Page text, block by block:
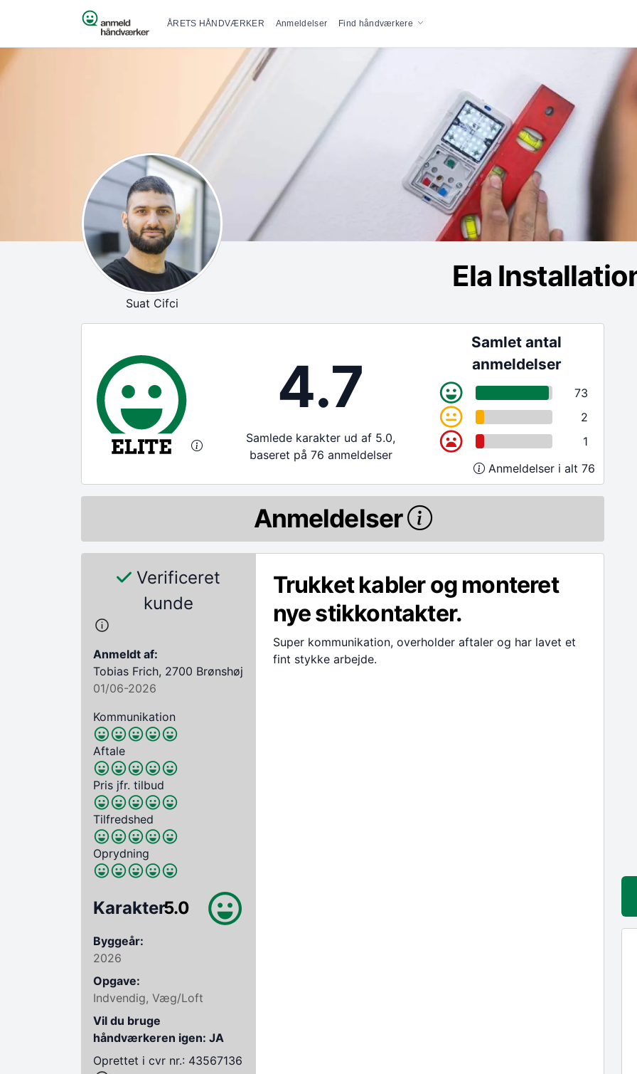
Spring til indhold Primær navigation
ÅRETS HÅNDVÆRKER Anmeldelser Find håndværkere
Suat Cifci
Ela
4.7
Samlede karakter ud af 5.0,
baseret på 76 anmeldelser
Samlet antal
anmeldelser
73
2
1
Anmeldelser i alt 76
Anmeldelser
Verificeret
kunde
Anmeldt af:
Tobias Frich, 2700 Brønshøj
01/06-2026
Kommunikation
Aftale
Pris jfr. tilbud
Tilfredshed
Oprydning
Karakter5.0
Byggeår:
2026
Opgave:
Indvendig, Væg/Loft
Vil du bruge
håndværkeren igen: JA
Oprettet i cvr nr.: 43567136
Trukket kabler og monteret
nye stikkontakter.
Super kommunikation, overholder aftaler og har lavet et
fint stykke arbejde.